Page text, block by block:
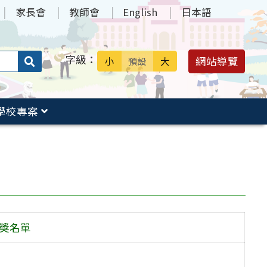
家長會 教師會 English 日本語
搜
送出 字級： 小 預設 大 網站導覽
校專案
名單